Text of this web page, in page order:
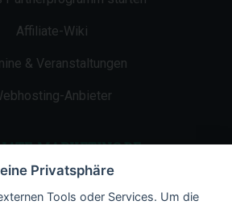
Affiliate-Wiki
& Veranstaltungen
Anbieter
MARKETING.DE
Impressum
Privatsphäre
Tools oder Services. Um die